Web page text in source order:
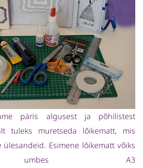
päris algusest ja põhilistest
tuleks muretseda lõikematt, mis
Esimene lõikematt võiks
A3